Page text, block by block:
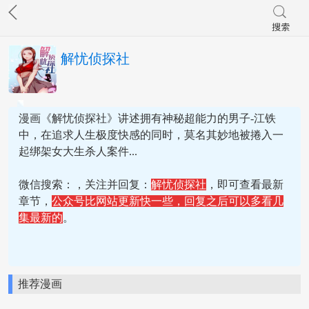
解忧侦探社
漫画《解忧侦探社》讲述拥有神秘超能力的男子-江铁
中，在追求人生极度快感的同时，莫名其妙地被捲入一
起绑架女大生杀人案件...
微信搜索： ，关注并回复： 解忧侦探社 ，即可查看最新
章节， 公众号比网站更新快一些，回复之后可以多看几
集最新的。
推荐漫画